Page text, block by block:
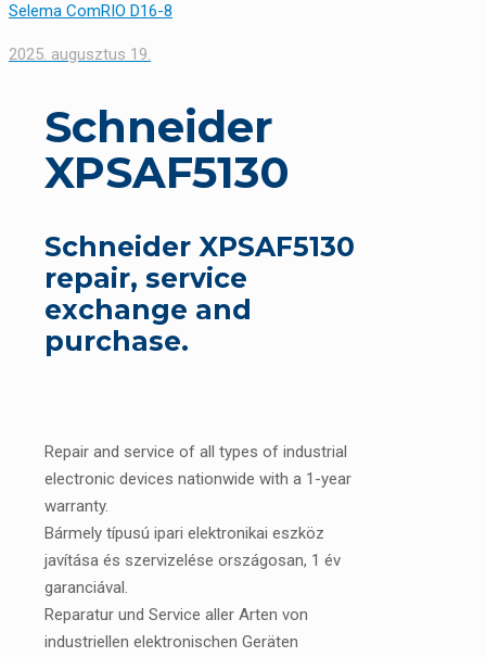
Selema ComRIO D16-8
2025. augusztus 19.
Schneider
XPSAF5130
Schneider XPSAF5130
repair, service
exchange and
purchase.
Repair and service of all types of industrial
electronic devices nationwide with a 1-year
warranty.
Bármely típusú ipari elektronikai eszköz
javítása és szervizelése országosan, 1 év
garanciával.
Reparatur und Service aller Arten von
industriellen elektronischen Geräten